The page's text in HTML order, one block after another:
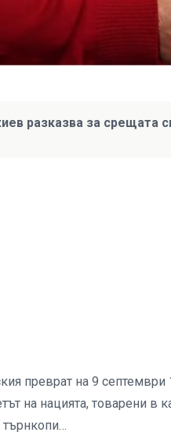
разказва за срещата
преврат на 9 септември
на нацията, товарени в
търнкопи…